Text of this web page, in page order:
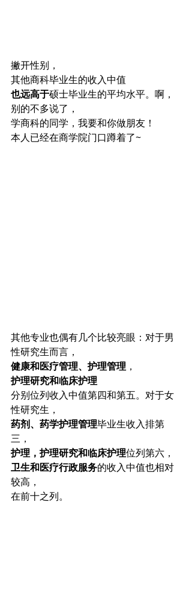
撇开性别，
其他商科毕业生的收入中值
也远高于硕士毕业生的平均水平。啊，
别的不多说了，
学商科的同学，我要和你做朋友！
本人已经在商学院门口蹲着了~
其他专业也偶有几个比较亮眼：对于男
性研究生而言，
健康和医疗管理、护理管理 ，
护理研究和临床护理
分别位列收入中值第四和第五。对于女
性研究生，
药剂、药学护理管理毕业生收入排第
三，
护理，护理研究和临床护理位列第六，
卫生和医疗行政服务的收入中值也相对
较高，
在前十之列。